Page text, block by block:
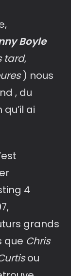
Boyle
tard,
) nous
, du
ai
4
grands
que Chris
ou